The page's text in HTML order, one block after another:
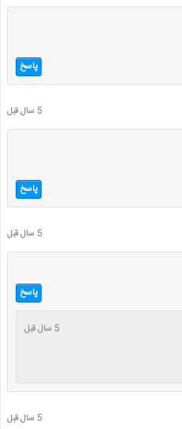
پاسخ
5 سال قبل
پاسخ
5 سال قبل
پاسخ
5 سال قبل
5 سال قبل